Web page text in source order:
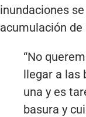
inundaciones
acumulación de
“No
llegar a las
una y es
basura y